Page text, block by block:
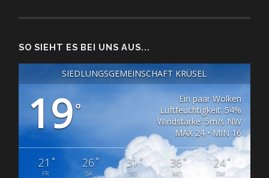
SO SIEHT ES BEI UNS AUS...
SIEDLUNGSGEMEINSCHAFT KRÜSEL
19°
Ein paar Wolken
Luftfeuchtigkeit: 54%
Windstärke: 5m/s NW
MAX 24 • MIN 16
21 °
FR
26°
SA
31°
SO
36°
MO
24°
DIE